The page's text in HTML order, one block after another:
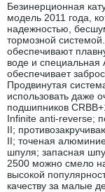
Безинерционная
модель 2011 года,
надежностью,
тормозной
обеспечивают
воде и
обеспечивает
Продвинутая
использовать даже
подшипников
Infinite anti-reverse;
II;
II; точеная
шпуля; запасная
2500 можно смело
высокой
качеству за малые